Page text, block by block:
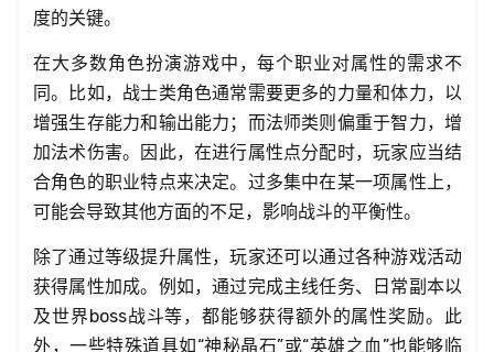
度的关键。
在大多数角色扮演游戏中，每个职业对属性的需求不
同。比如，战士类角色通常需要更多的力量和体力，以
增强生存能力和输出能力；而法师类则偏重于智力，增
加法术伤害。因此，在进行属性点分配时，玩家应当结
合角色的职业特点来决定。过多集中在某一项属性上，
可能会导致其他方面的不足，影响战斗的平衡性。
除了通过等级提升属性，玩家还可以通过各种游戏活动
获得属性加成。例如，通过完成主线任务、日常副本以
及世界boss战斗等，都能够获得额外的属性奖励。此
外，一些特殊道具如“神秘晶石”或“英雄之血”也能够临